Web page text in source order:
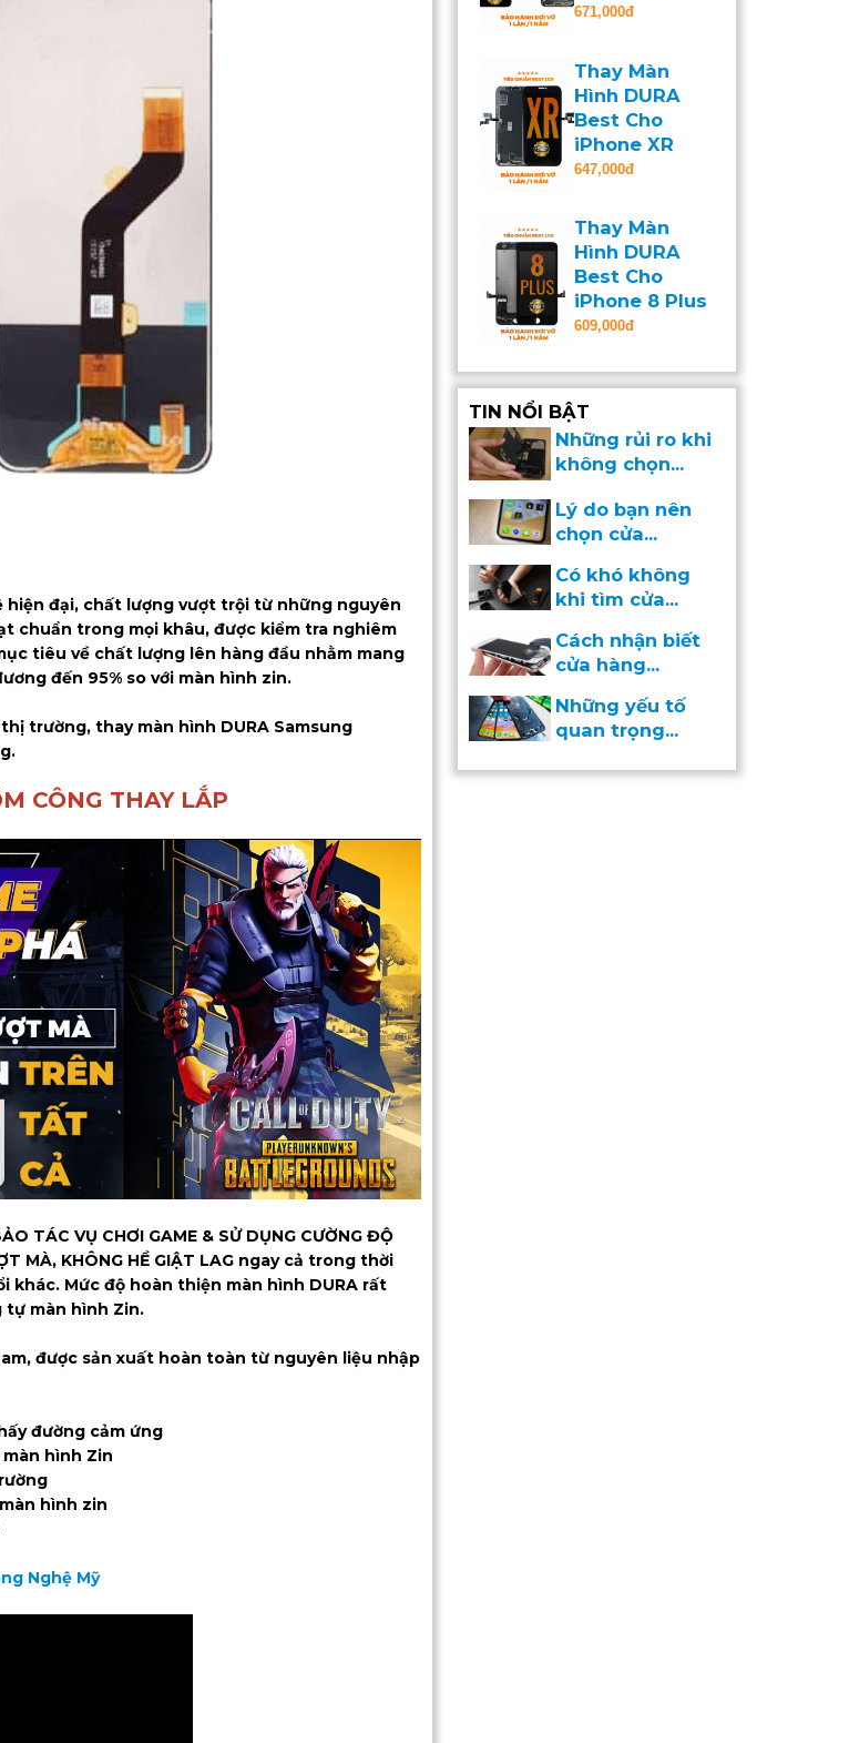
hiện đại, chất lượng vượt trội từ những nguyên
chuẩn trong mọi khâu, được kiểm tra nghiêm
tiêu về chất lượng lên hàng đầu nhằm mang
đến 95% so với màn hình zin.
thị trường, thay màn hình DURA Samsung
CÔNG THAY LẮP
TÁC VỤ CHƠI GAME & SỬ DỤNG CƯỜNG ĐỘ
MÀ, KHÔNG HỀ GIẬT LAG ngay cả trong thời
khác. Mức độ hoàn thiện màn hình DURA rất
tự màn hình Zin.
được sản xuất hoàn toàn từ nguyên liệu nhập
đường cảm ứng
hình Zin
hình zin
Nghệ Mỹ
671,000đ
Thay Màn
Hình DURA
Best Cho
iPhone XR
647,000đ
Thay Màn
Hình DURA
Best Cho
iPhone 8 Plus
609,000đ
TIN NỔI BẬT
Những rủi ro khi
không chọn...
Lý do bạn nên
chọn cửa...
Có khó không
khi tìm cửa...
Cách nhận biết
cửa hàng...
Những yếu tố
quan trọng...